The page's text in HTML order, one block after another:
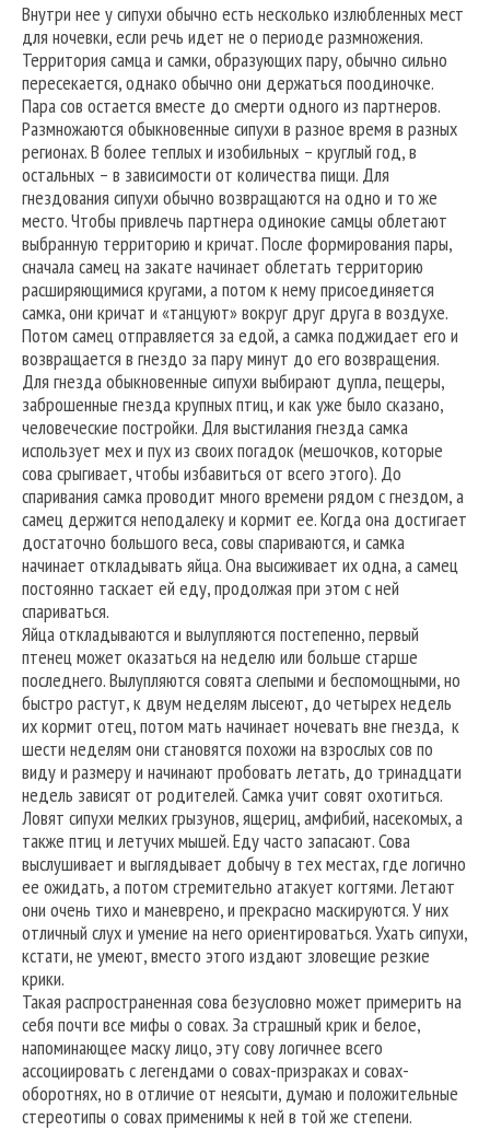
Внутри нее у сипухи обычно есть несколько излюбленных мест
для ночевки, если речь идет не о периоде размножения.
Территория самца и самки, образующих пару, обычно сильно
пересекается, однако обычно они держаться поодиночке.
Пара сов остается вместе до смерти одного из партнеров.
Размножаются обыкновенные сипухи в разное время в разных
регионах. В более теплых и изобильных – круглый год, в
остальных – в зависимости от количества пищи. Для
гнездования сипухи обычно возвращаются на одно и то же
место. Чтобы привлечь партнера одинокие самцы облетают
выбранную территорию и кричат. После формирования пары,
сначала самец на закате начинает облетать территорию
расширяющимися кругами, а потом к нему присоединяется
самка, они кричат и «танцуют» вокруг друг друга в воздухе.
Потом самец отправляется за едой, а самка поджидает его и
возвращается в гнездо за пару минут до его возвращения.
Для гнезда обыкновенные сипухи выбирают дупла, пещеры,
заброшенные гнезда крупных птиц, и как уже было сказано,
человеческие постройки. Для выстилания гнезда самка
использует мех и пух из своих погадок (мешочков, которые
сова срыгивает, чтобы избавиться от всего этого). До
спаривания самка проводит много времени рядом с гнездом, а
самец держится неподалеку и кормит ее. Когда она достигает
достаточно большого веса, совы спариваются, и самка
начинает откладывать яйца. Она высиживает их одна, а самец
постоянно таскает ей еду, продолжая при этом с ней
спариваться.
Яйца откладываются и вылупляются постепенно, первый
птенец может оказаться на неделю или больше старше
последнего. Вылупляются совята слепыми и беспомощными, но
быстро растут, к двум неделям лысеют, до четырех недель
их кормит отец, потом мать начинает ночевать вне гнезда, к
шести неделям они становятся похожи на взрослых сов по
виду и размеру и начинают пробовать летать, до тринадцати
недель зависят от родителей. Самка учит совят охотиться.
Ловят сипухи мелких грызунов, ящериц, амфибий, насекомых, а
также птиц и летучих мышей. Еду часто запасают. Сова
выслушивает и выглядывает добычу в тех местах, где логично
ее ожидать, а потом стремительно атакует когтями. Летают
они очень тихо и маневрено, и прекрасно маскируются. У них
отличный слух и умение на него ориентироваться. Ухать сипухи,
кстати, не умеют, вместо этого издают зловещие резкие
крики.
Такая распространенная сова безусловно может примерить на
себя почти все мифы о совах. За страшный крик и белое,
напоминающее маску лицо, эту сову логичнее всего
ассоциировать с легендами о совах-призраках и совах-
оборотнях, но в отличие от неясыти, думаю и положительные
стереотипы о совах применимы к ней в той же степени.